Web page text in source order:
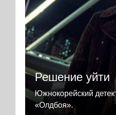
Решение уйти
Южнокорейский
«Олдбоя».